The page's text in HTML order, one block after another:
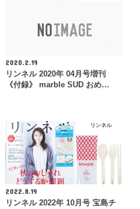
2020.2.19
リンネル 2020年 04月号増刊
《付録》 marble SUD おめ…
リンネル
2022.8.19
リンネル 2022年 10月号 宝島チ